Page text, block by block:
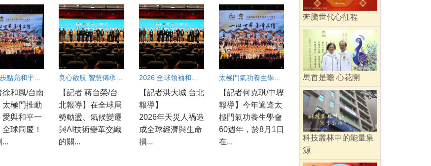
徐和風/台南
太極門推動
愛與和平一
球同慶！
...
【記者 蔣台榮/台
北報導】在全球局
勢動盪、氣候變遷
與AI技術變革交織
的關...
【記者洪大城 台北
報導】
2026年天災人禍造
成全球經濟與生命
損...
太極門氣功養生學會60週年 中壢道館同步連線慶賀
【記者何克琪/中壢
報導】今年適逢太
極門氣功養生學會
60週年，於8月1日
在...
奔騰世代心征程
馬首是瞻 心花開
科技叢林中的能量泉
源